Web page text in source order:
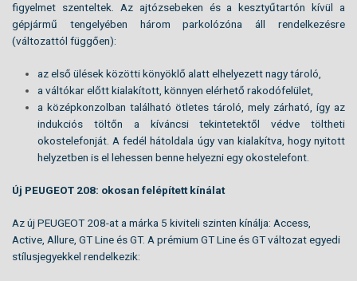
figyelmet szenteltek. Az ajtózsebeken és a kesztyűtartón kívül a
gépjármű tengelyében három parkolózóna áll rendelkezésre
(változattól függően):
az első ülések közötti könyöklő alatt elhelyezett nagy tároló,
a váltókar előtt kialakított, könnyen elérhető rakodófelület,
a középkonzolban található ötletes tároló, mely zárható, így az
indukciós töltőn a kíváncsi tekintetektől védve töltheti
okostelefonját. A fedél hátoldala úgy van kialakítva, hogy nyitott
helyzetben is el lehessen benne helyezni egy okostelefont.
Új PEUGEOT 208: okosan felépített kínálat
Az új PEUGEOT 208-at a márka 5 kiviteli szinten kínálja: Access,
Active, Allure, GT Line és GT. A prémium GT Line és GT változat egyedi
stílusjegyekkel rendelkezik: